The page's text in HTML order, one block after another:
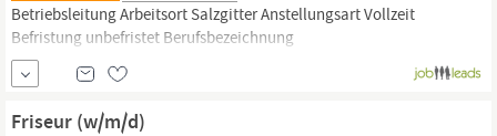
Betriebsleitung Arbeitsort Salzgitter Anstellungsart Vollzeit
Befristung unbefristet Berufsbezeichnung
Friseurmeister/in/Bachelor
Stellenbeschreibung Wir suchen zum nächstmöglichen Zeitpunkt
einein (m/w/d) als technische Betriebsleitung
Friseur (w/m/d)